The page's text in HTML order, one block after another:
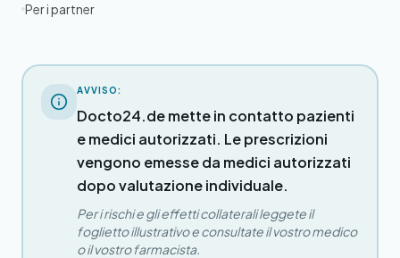
Per i partner
AVVISO:
Docto24.de mette in contatto pazienti
e medici autorizzati. Le prescrizioni
vengono emesse da medici autorizzati
dopo valutazione individuale.
Per i rischi e gli effetti collaterali leggete il
foglietto illustrativo e consultate il vostro medico
o il vostro farmacista.